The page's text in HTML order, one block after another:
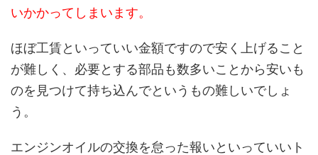
いかかってしまいます。
ほぼ工賃といっていい金額ですので安く上げること
が難しく、必要とする部品も数多いことから安いも
のを見つけて持ち込んでというもの難しいでしょ
う。
エンジンオイルの交換を怠った報いといっていいト